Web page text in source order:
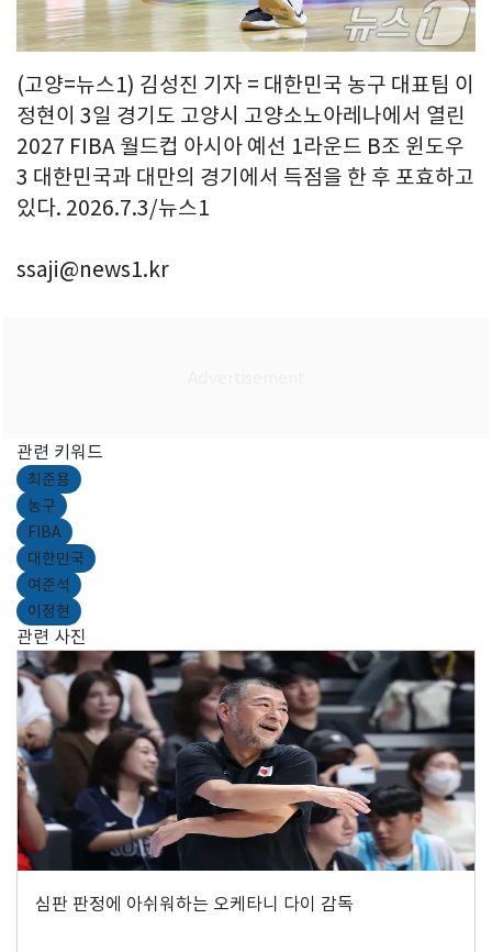
(고양=뉴스1) 김성진 기자 = 대한민국 농구 대표팀 이
정현이 3일 경기도 고양시 고양소노아레나에서 열린
2027 FIBA 월드컵 아시아 예선 1라운드 B조 윈도우
3 대한민국과 대만의 경기에서 득점을 한 후 포효하고
있다. 2026.7.3/뉴스1
ssaji@news1.kr
관련 키워드
최준용
농구
FIBA
대한민국
여준석
이정현
관련 사진
심판 판정에 아쉬워하는 오케타니 다이 감독